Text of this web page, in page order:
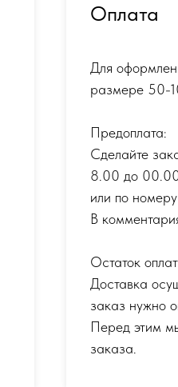
Оплата
Для
размере 50-
Предоплата:
Сделайте
8.00 до 00.00
или по
В
Остаток
Доставка
заказ нужно
Перед этим
заказа.